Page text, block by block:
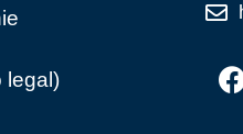
legal)